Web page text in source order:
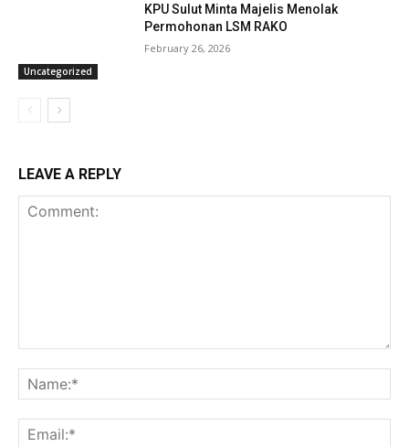
Uncategorized
KPU Sulut Minta Majelis Menolak
Permohonan LSM RAKO
February 26, 2026
LEAVE A REPLY